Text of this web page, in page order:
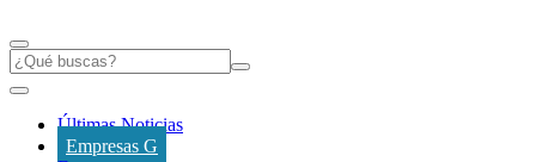
Últimas Noticias
Empresas G